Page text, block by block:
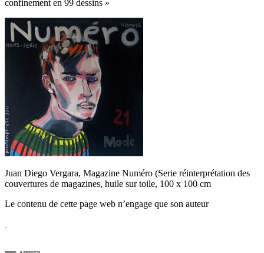
confinement en 99 dessins »
Juan Diego Vergara, Magazine Numéro (Serie réinterprétation des
couvertures de magazines, huile sur toile, 100 x 100 cm
Le contenu de cette page web n’engage que son auteur